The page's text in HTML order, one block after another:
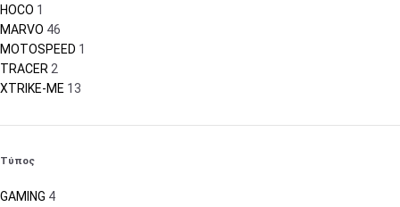
HOCO 1
MARVO 46
MOTOSPEED 1
TRACER2
XTRIKE-ME 13
Τύπος
GAMING 4